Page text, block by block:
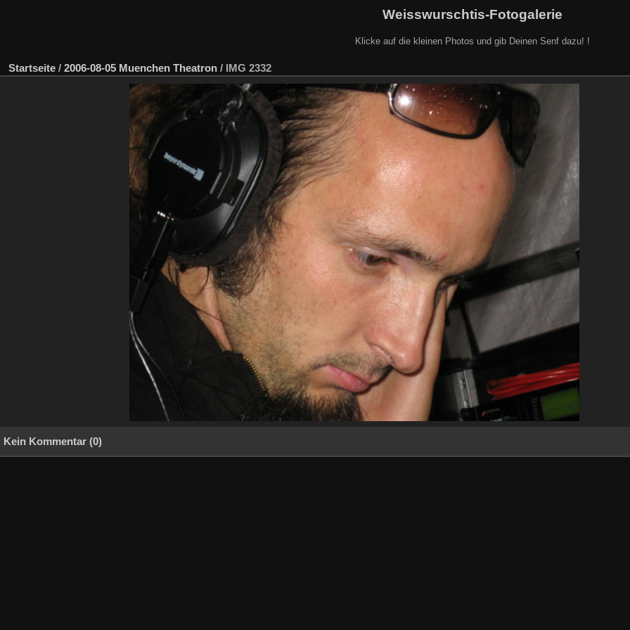
Weisswurschtis-Fotogalerie
Klicke auf die kleinen Photos und gib Deinen Senf dazu! !
Startseite / 2006-08-05 Muenchen Theatron / IMG 2332
Kein Kommentar (0)